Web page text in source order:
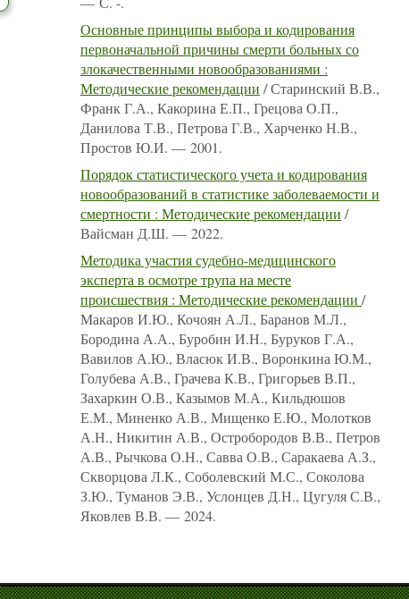
Основные принципы выбора и кодирования
первоначальной причины смерти больных со
злокачественными новообразованиями :
Методические рекомендации / Старинский В.В.,
Франк Г.А., Какорина Е.П., Грецова О.П.,
Данилова Т.В., Петрова Г.В., Харченко Н.В.,
Простов Ю.И. — 2001.
Порядок статистического учета и кодирования
новообразований в статистике заболеваемости и
смертности : Методические рекомендации /
Вайсман Д.Ш. — 2022.
Методика участия судебно-медицинского
эксперта в осмотре трупа на месте
происшествия : Методические рекомендации /
Макаров И.Ю., Кочоян А.Л., Баранов М.Л.,
Бородина А.А., Буробин И.Н., Буруков Г.А.,
Вавилов А.Ю., Власюк И.В., Воронкина Ю.М.,
Голубева А.В., Грачева К.В., Григорьев В.П.,
Захаркин О.В., Казымов М.А., Кильдюшов
Е.М., Миненко А.В., Мищенко Е.Ю., Молотков
А.Н., Никитин А.В., Остробородов В.В., Петров
А.В., Рычкова О.Н., Савва О.В., Саракаева А.З.,
Скворцова Л.К., Соболевский М.С., Соколова
З.Ю., Туманов Э.В., Услонцев Д.Н., Цугуля С.В.,
Яковлев В.В. — 2024.